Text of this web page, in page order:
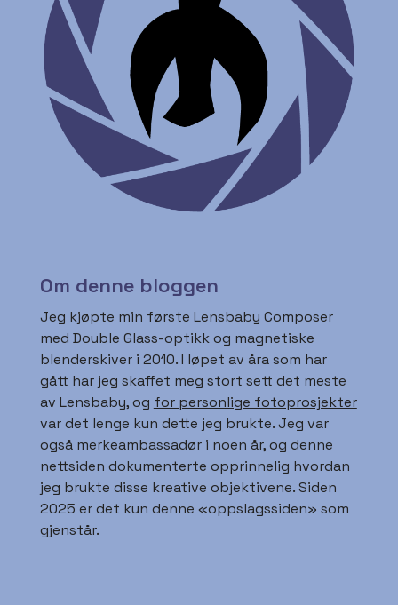
Om denne bloggen
Jeg kjøpte min første Lensbaby Composer
med Double Glass-optikk og magnetiske
blenderskiver i 2010. I løpet av åra som har
gått har jeg skaffet meg stort sett det meste
av Lensbaby, og for personlige fotoprosjekter
var det lenge kun dette jeg brukte. Jeg var
også merkeambassadør i noen år, og denne
nettsiden dokumenterte opprinnelig hvordan
jeg brukte disse kreative objektivene. Siden
2025 er det kun denne «oppslagssiden» som
gjenstår.